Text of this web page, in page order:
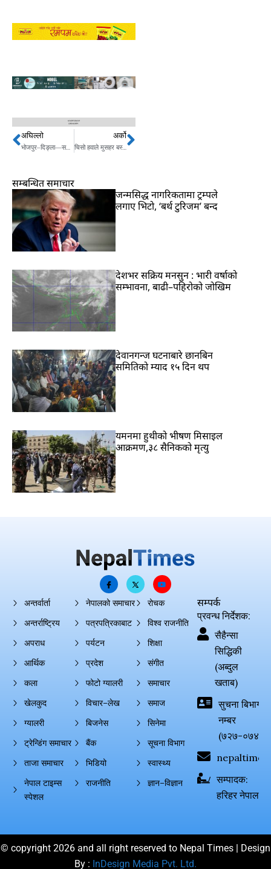
Prev
अघिल्लो
भोजपुर–दिङ्ला—सतिघाट बससेवा सुरु
अर्को
चिसो हवाले मुसहर बस्तीको जनजीवन कष्टकर Next
सम्बन्धित समाचार
जन्मसिद्ध नागरिकतामा ट्रम्पले
लगाए भिटो, ‘बर्थ टुरिजम’ बन्द
देशभर सक्रिय मनसुन : भारी वर्षाको
सम्भावना, बाढी–पहिरोको जोखिम
देवानगन्ज घटनाबारे छानबिन
समितिको म्याद १५ दिन थप
यमनमा हुथीको भीषण मिसाइल
आक्रमण,३८ सैनिकको मृत्यु
अन्तर्वार्ता
अन्तर्राष्ट्रिय
अपराध
आर्थिक
कला
खेलकुद
ग्यालरी
ट्रेन्डिंग समाचार
ताजा समाचार
नेपाल टाइम्स
स्पेशल
नेपालको समाचार
पत्रपत्रिकाबाट
पर्यटन
प्रदेश
फोटो ग्यालरी
विचार–लेख
बिजनेस
बैंक
भिडियो
राजनीति
रोचक
विश्व राजनीति
शिक्षा
संगीत
समाचार
समाज
सिनेमा
सूचना विभाग
स्वास्थ्य
ज्ञान–विज्ञान
सम्पर्क
प्रवन्ध निर्देशक:
सैहैन्सा
सिद्धिकी
(अब्दुल
खताब)
सुचना बिभाग
नम्बर
(७२७-०७४-
सम्पादक:
हरिहर नेपाल
© copyright 2026 and all right reserved to Nepal Times | Design
By : InDesign Media Pvt. Ltd.